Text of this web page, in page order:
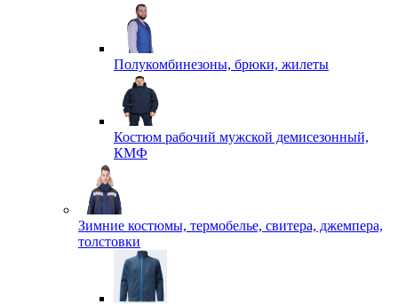
Полукомбинезоны, брюки, жилеты
Костюм рабочий мужской демисезонный,
КМФ
Зимние костюмы, термобелье, свитера, джемпера,
толстовки